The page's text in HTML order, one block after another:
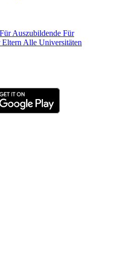
Für Auszubildende Für
Eltern Alle Universitäten